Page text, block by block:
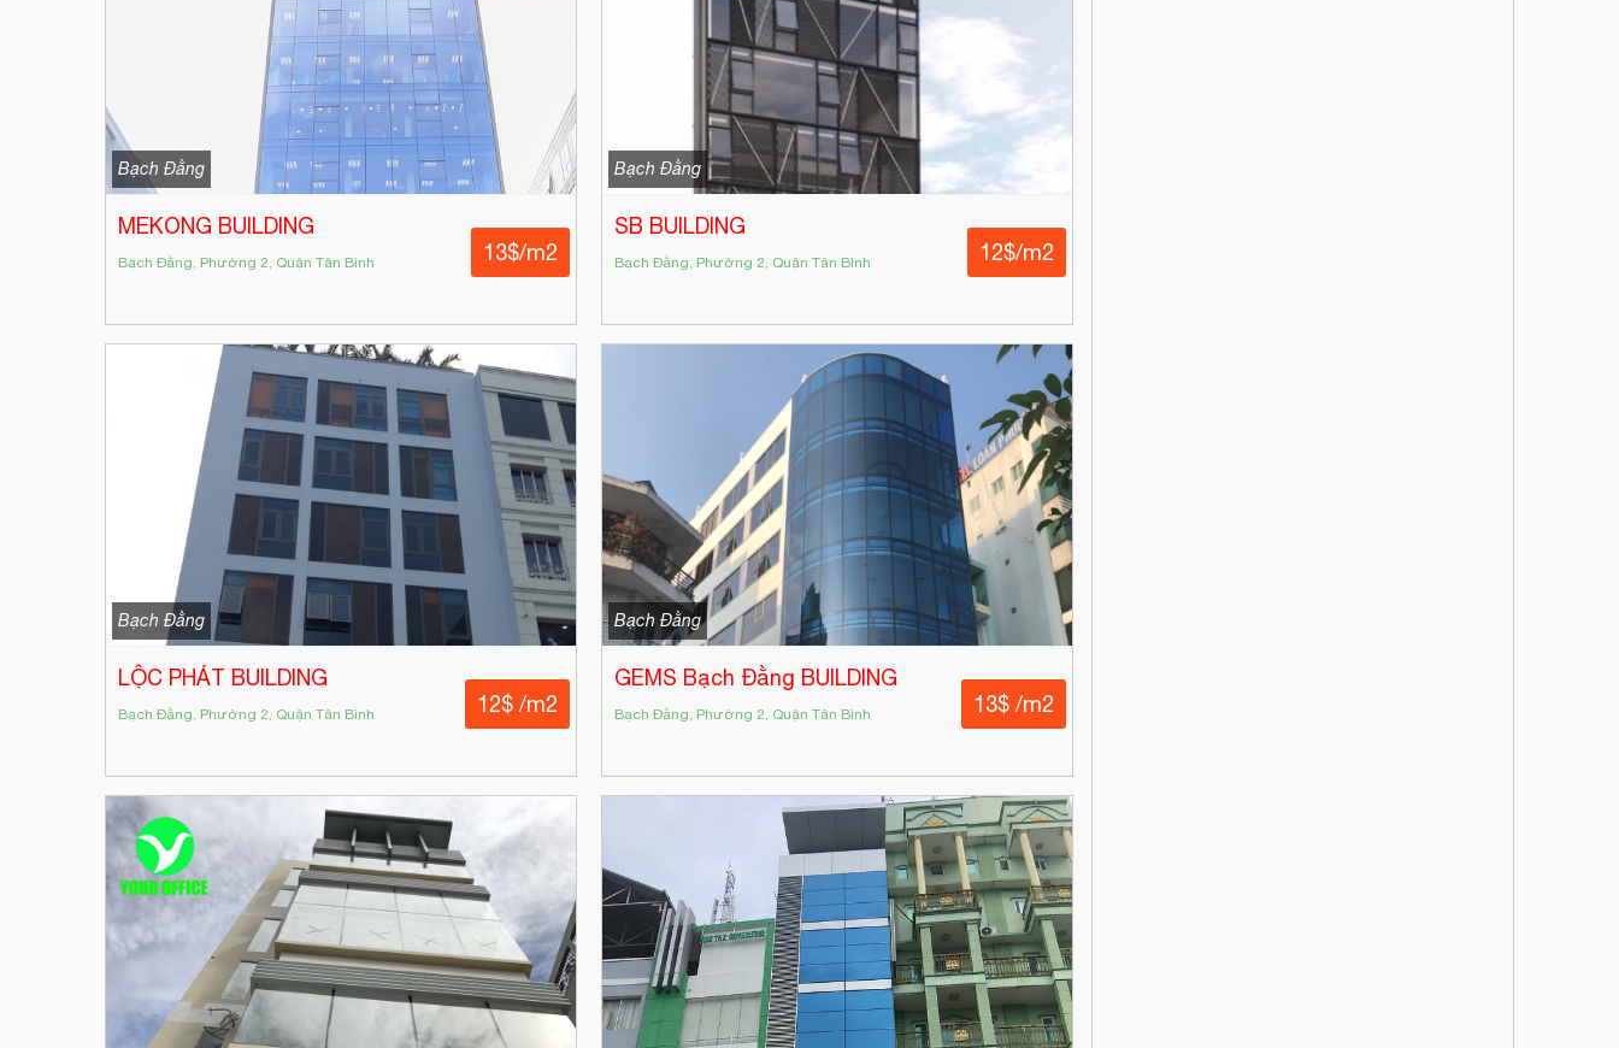
Bạch Đằng
MEKONG BUILDING
Bạch Đằng, Phường 2, Quận Tân Bình 13$/m2
Bạch Đằng
SB BUILDING
Bạch Đằng, Phường 2, Quận Tân Bình 12$/m2
Bạch Đằng
LỘC PHÁT BUILDING
Bạch Đằng, Phường 2, Quận Tân Bình 12$ /m2
Bạch Đằng
GEMS Bạch Đằng BUILDING
Bạch Đằng, Phường 2, Quận Tân Bình 13$ /m2